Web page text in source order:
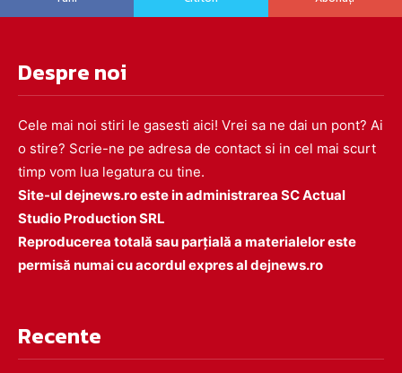
Despre noi
Cele mai noi stiri le gasesti aici! Vrei sa ne dai un pont? Ai
o stire? Scrie-ne pe adresa de contact si in cel mai scurt
timp vom lua legatura cu tine.
Site-ul dejnews.ro este in administrarea SC Actual
Studio Production SRL
Reproducerea totală sau parțială a materialelor este
permisă numai cu acordul expres al dejnews.ro
Recente